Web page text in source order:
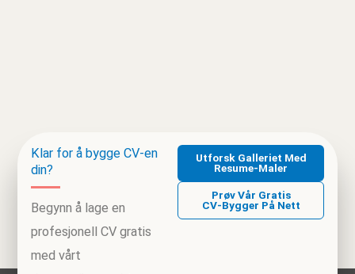
Klar for å bygge CV‑en
din?
Begynn å lage en
profesjonell CV gratis
med vårt
Utforsk Galleriet Med
Resume‑maler
Prøv Vår Gratis
CV‑bygger På Nett